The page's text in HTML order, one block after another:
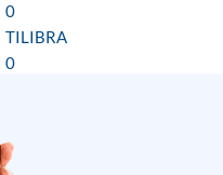
0
TILIBRA
0